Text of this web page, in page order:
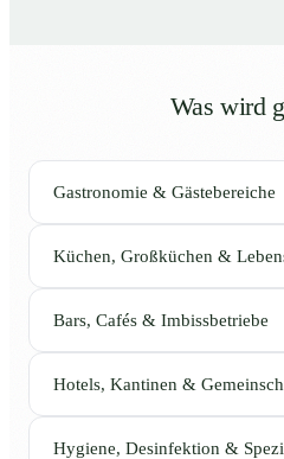
Was wird
Gastronomie & Gästebereiche
Küchen, Großküchen &
Bars, Cafés & Imbissbetriebe
Hotels, Kantinen &
Hygiene, Desinfektion &